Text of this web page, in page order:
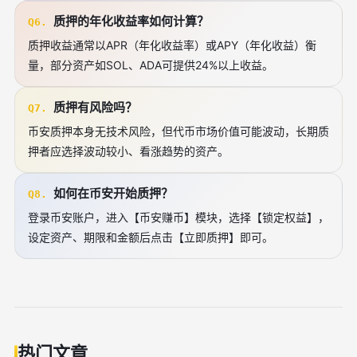
Q6. 质押的年化收益率如何计算？
质押收益通常以APR（年化收益率）或APY（年化收益）衡
量，部分资产如SOL、ADA可提供24%以上收益。
Q7. 质押有风险吗？
币安质押本身无技术风险，但代币市场价值可能波动，长期质
押者应选择波动较小、看涨趋势的资产。
Q8. 如何在币安开始质押？
登录币安账户，进入【币安赚币】模块，选择【锁定权益】，
设定资产、期限和金额后点击【立即质押】即可。